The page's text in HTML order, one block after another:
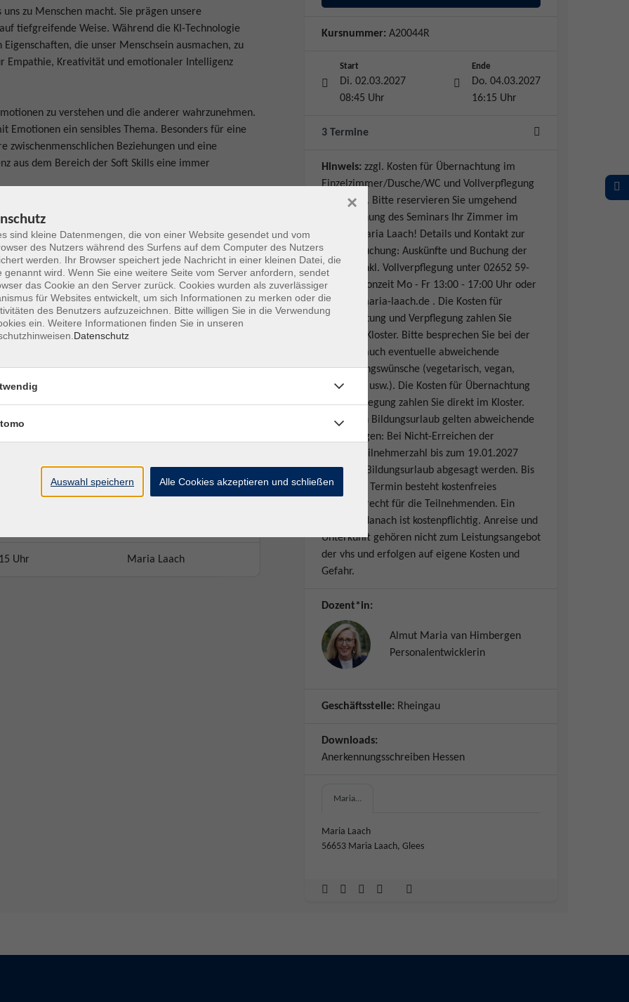
zu Menschen macht. Sie prägen unsere
tiefgreifende Weise. Während die KI-Technologie
die unser Menschsein ausmachen, zu
Empathie, Kreativität und emotionaler Intelligenz
zu verstehen und die anderer wahrzunehmen.
Emotionen ein sensibles Thema. Besonders für eine
zwischenmenschlichen Beziehungen und eine
aus dem Bereich der Soft Skills eine immer
mit den anderen Teilnehmenden verschiedene
psychologischer Grundlagen studieren Sie
Sie sich vertraut mit Methoden zur Regulierung
Ihre Strategie, um zukünftig Missverständnisse und
und effektiv ansprechen.
hinsehen und uns in die Welt der Emotionen
und persönliche Kommunikationsfähigkeit
Einzigartigkeit vertieft.
Uhr Maria Laach
Kursnummer: A20044R
Start
Di. 02.03.2027
08:45 Uhr
Ende
Do. 04.03.2027
16:15 Uhr
3 Termine
Hinweis: zzgl. Kosten für Übernachtung im
Einzelzimmer/Dusche/WC und Vollverpflegung
im Kloster. Bitte reservieren Sie umgehend
nach Buchung des Seminars Ihr Zimmer im
Kloster Maria Laach! Details und Kontakt zur
Zimmerbuchung: Auskünfte und Buchung der
Zimmer inkl. Vollverpflegung unter 02652 59-
313, Telefonzeit Mo - Fr 13:00 - 17:00 Uhr oder
guests@maria-laach.de . Die Kosten für
Übernachtung und Verpflegung zahlen Sie
direkt im Kloster. Bitte besprechen Sie bei der
Buchung auch eventuelle abweichende
Verpflegungswünsche (vegetarisch, vegan,
glutenfrei usw.). Die Kosten für Übernachtung
und Verpflegung zahlen Sie direkt im Kloster.
Für diesen Bildungsurlaub gelten abweichende
Bedingungen: Bei Nicht-Erreichen der
Mindestteilnehmerzahl bis zum 19.01.2027
muss der Bildungsurlaub abgesagt werden. Bis
zu diesem Termin besteht kostenfreies
Rücktrittsrecht für die Teilnehmenden. Ein
Rücktritt danach ist kostenpflichtig. Anreise und
Unterkunft gehören nicht zum Leistungsangebot
der vhs und erfolgen auf eigene Kosten und
Gefahr.
Dozent*in:
Almut Maria van Himbergen
Personalentwicklerin
Geschäftsstelle: Rheingau
Downloads:
Anerkennungsschreiben Hessen
Maria…
Maria Laach
56653 Maria Laach, Glees
sind kleine Datenmengen, die von einer Website gesendet und vom
des Nutzers während des Surfens auf dem Computer des Nutzers
werden. Ihr Browser speichert jede Nachricht in einer kleinen Datei, die
genannt wird. Wenn Sie eine weitere Seite vom Server anfordern, sendet
das Cookie an den Server zurück. Cookies wurden als zuverlässiger
für Websites entwickelt, um sich Informationen zu merken oder die
des Benutzers aufzuzeichnen. Bitte willigen Sie in die Verwendung
ein. Weitere Informationen finden Sie in unseren
Datenschutz
×
Auswahl speichern Alle Cookies akzeptieren und schließen